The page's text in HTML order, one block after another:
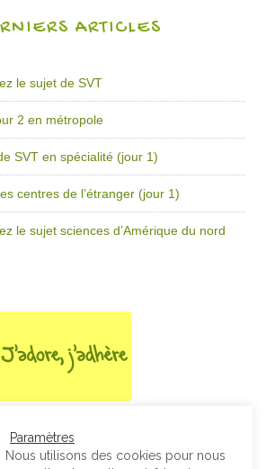
ARTICLES
le sujet de SVT
2 en métropole
SVT en spécialité (jour 1)
centres de l’étranger (jour 1)
le sujet sciences d’Amérique du nord
Paramètres
Nous utilisons des cookies pour nous